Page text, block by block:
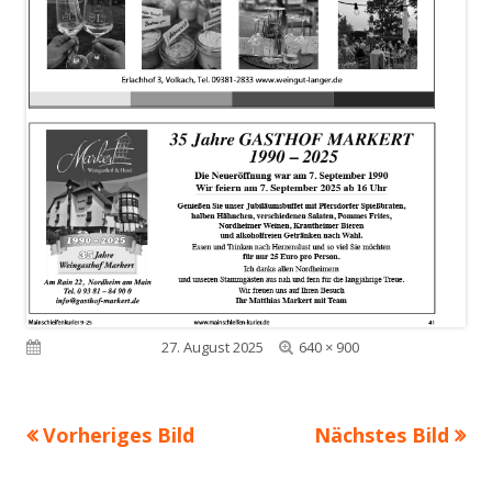
Veröffentlicht am27. August 2025
Volle
640 × 900
Vorheriges Bild Nächstes Bild